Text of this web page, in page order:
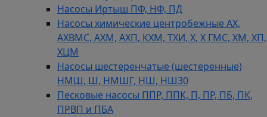
Насосы Иртыш ПФ, НФ, ПД
Насосы химические центробежные АХ,
АХВМС, АХМ, АХП, КХМ, ТХИ, Х, Х ГМС, ХМ, ХП,
ХЦМ
Насосы шестеренчатые (шестеренные)
НМШ, Ш, НМШГ, НШ, НШ30
Песковые насосы ППР, ППК, П, ПР, ПБ, ПК,
ПРВП и ПБА